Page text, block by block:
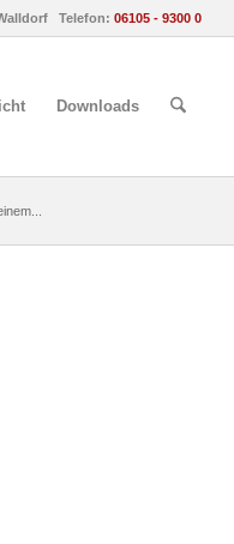
Telefon:06105 - 9300 0
Downloads